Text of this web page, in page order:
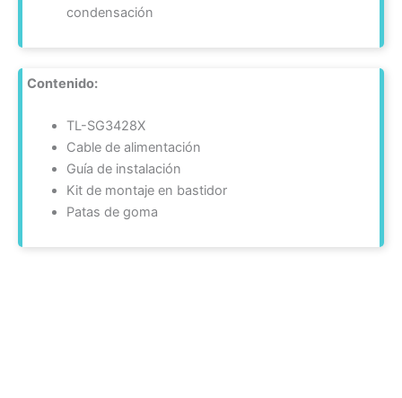
condensación
Contenido:
TL-SG3428X
Cable de alimentación
Guía de instalación
Kit de montaje en bastidor
Patas de goma